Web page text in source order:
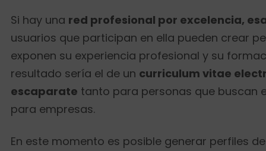
Si hay una red profesional por excelencia,
usuarios que participan en ella pueden crear
exponen su experiencia profesional y su
resultado sería el de un curriculum vitae
escaparate tanto para personas que buscan
para empresas.
En este momento es posible generar perfiles